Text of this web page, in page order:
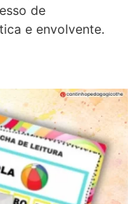
de
e envolvente.